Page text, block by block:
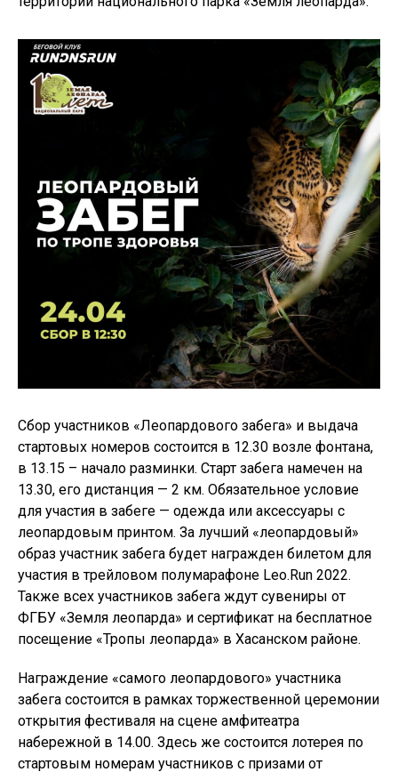
Сбор участников «Леопардового забега» и выдача
стартовых номеров состоится в 12.30 возле фонтана,
в 13.15 – начало разминки. Старт забега намечен на
13.30, его дистанция — 2 км. Обязательное условие
для участия в забеге — одежда или аксессуары с
леопардовым принтом. За лучший «леопардовый»
образ участник забега будет награжден билетом для
участия в трейловом полумарафоне Leo.Run 2022.
Также всех участников забега ждут сувениры от
ФГБУ «Земля леопарда» и сертификат на бесплатное
посещение «Тропы леопарда» в Хасанском районе.
Награждение «самого леопардового» участника
забега состоится в рамках торжественной церемонии
открытия фестиваля на сцене амфитеатра
набережной в 14.00. Здесь же состоится лотерея по
стартовым номерам участников с призами от